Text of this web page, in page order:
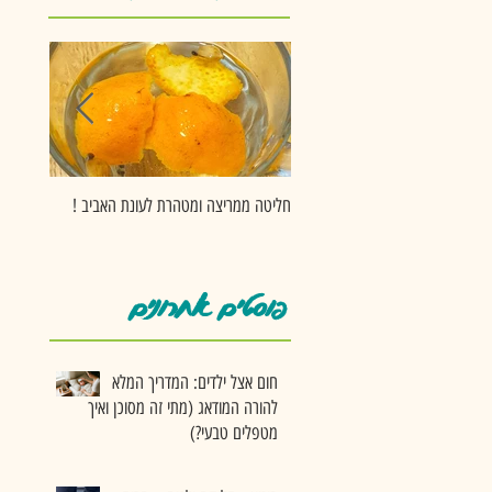
חליטה ממריצה ומטהרת לעונת האביב !
פוסטים אחרונים
חום אצל ילדים: המדריך המלא
להורה המודאג (מתי זה מסוכן ואיך
מטפלים טבעי?)